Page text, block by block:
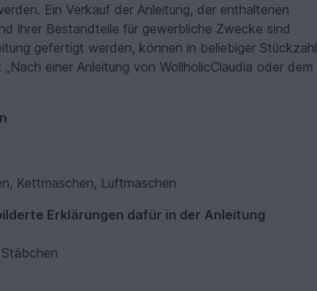
Ein Verkauf der Anleitung, der enthaltenen
ihrer Bestandteile für gewerbliche Zwecke sind
gefertigt werden, können in beliebiger Stückzahl
einer Anleitung von WollholicClaudia oder dem
Kettmaschen, Luftmaschen
Erklärungen dafür in der Anleitung